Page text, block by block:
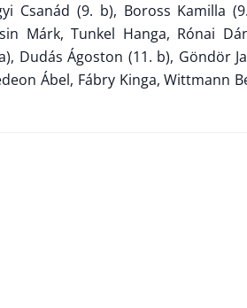
Csanád (9. b), Boross Kamilla
Márk, Tunkel Hanga, Rónai
Dudás Ágoston (11. b), Göndör
Ábel, Fábry Kinga, Wittmann